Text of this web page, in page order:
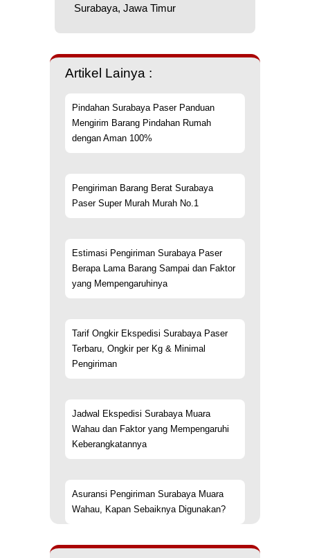
Surabaya, Jawa Timur
Artikel Lainya :
Pindahan Surabaya Paser Panduan
Mengirim Barang Pindahan Rumah
dengan Aman 100%
Pengiriman Barang Berat Surabaya
Paser Super Murah Murah No.1
Estimasi Pengiriman Surabaya Paser
Berapa Lama Barang Sampai dan Faktor
yang Mempengaruhinya
Tarif Ongkir Ekspedisi Surabaya Paser
Terbaru, Ongkir per Kg & Minimal
Pengiriman
Jadwal Ekspedisi Surabaya Muara
Wahau dan Faktor yang Mempengaruhi
Keberangkatannya
Asuransi Pengiriman Surabaya Muara
Wahau, Kapan Sebaiknya Digunakan?